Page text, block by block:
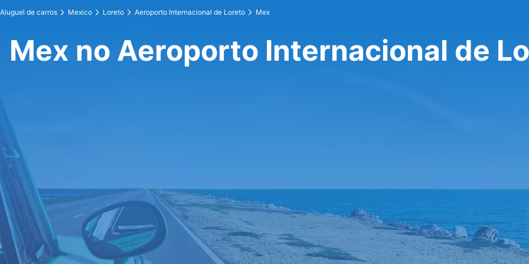
Aluguel de carros Mexico Loreto Aeroporto Internacional de Loreto Mex
Mex no Aeroporto Internacional de